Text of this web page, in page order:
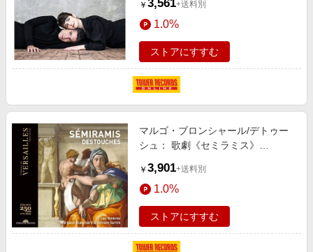
￥ 3,561+送料別
1.0%
ストアにすすむ
マルゴ・ブロンシャール/デトゥー
シュ： 歌劇《セミラミス》
￥ 3,901+送料別
1.0%
ストアにすすむ